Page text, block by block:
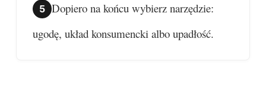
Dopiero na końcu wybierz narzędzie:
ugodę, układ konsumencki albo upadłość.